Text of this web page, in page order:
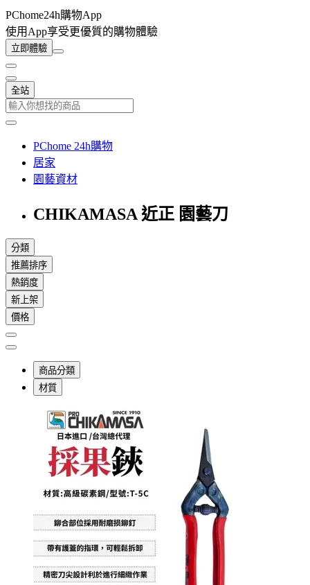
PChome24h購物App
使用App享受更優質的購物體驗
立即體驗
全站
PChome 24h購物
居家
園藝資材
CHIKAMASA 近正 園藝刀
分類
推薦排序
熱銷度
新上架
價格
商品分類
材質